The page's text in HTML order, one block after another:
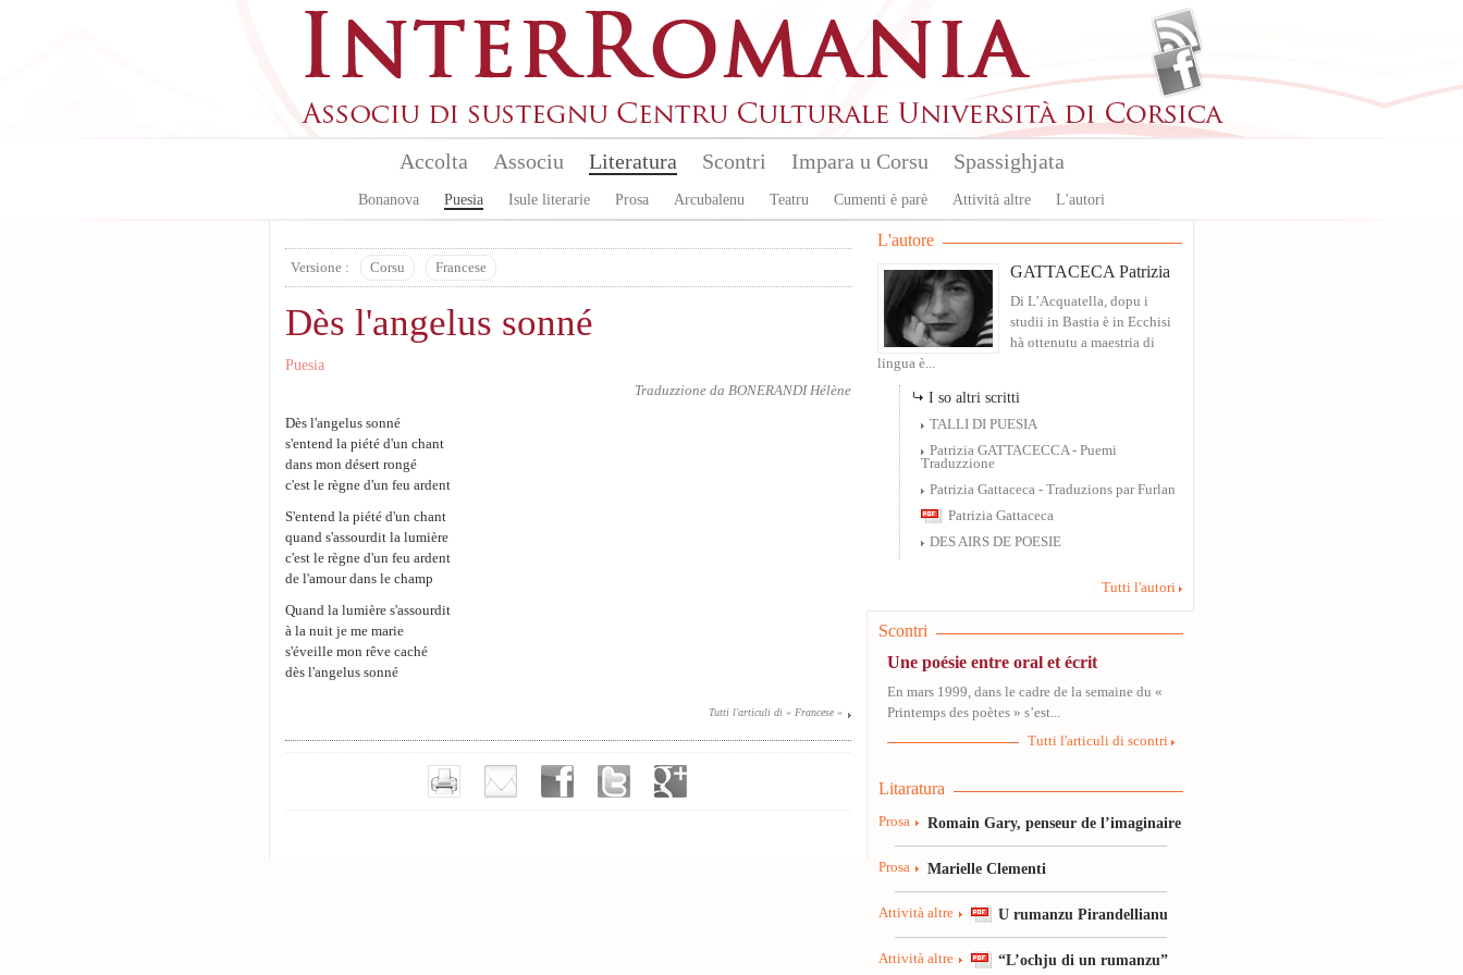
Accolta Associu Literatura
Bonanova Puesia Isule literarie Prosa Arcubalenu Teatru Cumenti è parè Attività altre L'autori
Scontri Impara u Corsu Spassighjata
Versione : Corsu Francese
Dès l'angelus sonné
Puesia
Traduzzione da BONERANDI Hélène
Dès l'angelus sonné
s'entend la piété d'un chant
dans mon désert rongé
c'est le règne d'un feu ardent
S'entend la piété d'un chant
quand s'assourdit la lumière
c'est le règne d'un feu ardent
de l'amour dans le champ
Quand la lumière s'assourdit
à la nuit je me marie
s'éveille mon rêve caché
dès l'angelus sonné
Tutti l'articuli di « Francese »
L'autore
GATTACECA Patrizia
Di L’Acquatella, dopu i
studii in Bastia è in Ecchisi
hà ottenutu a maestria di
lingua è...
I so altri scritti
TALLI DI PUESIA
Patrizia GATTACECCA - Puemi
Traduzzione
Patrizia Gattaceca - Traduzions par Furlan
Patrizia Gattaceca
DES AIRS DE POESIE
Tutti l'autori
Scontri
Une poésie entre oral et écrit
En mars 1999, dans le cadre de la semaine du «
Printemps des poètes » s’est...
Tutti l'articuli di scontri
Litaratura
Prosa Romain Gary, penseur de l’imaginaire
Prosa Marielle Clementi
Attività altre U rumanzu Pirandellianu
Attività altre “L’ochju di un rumanzu”